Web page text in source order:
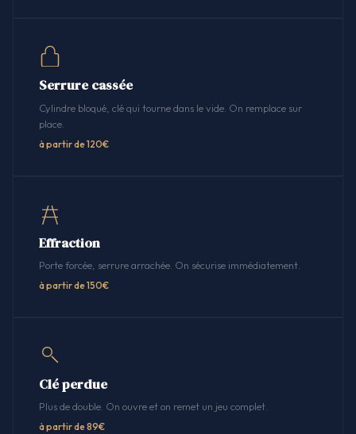
Serrure cassée
Cylindre bloqué, clé qui tourne dans le vide. On remplace sur
place.
à partir de 120€
Effraction
Porte forcée, serrure arrachée. On sécurise immédiatement.
à partir de 150€
Clé perdue
Plus de double. On ouvre et on remet un jeu complet.
à partir de 89€